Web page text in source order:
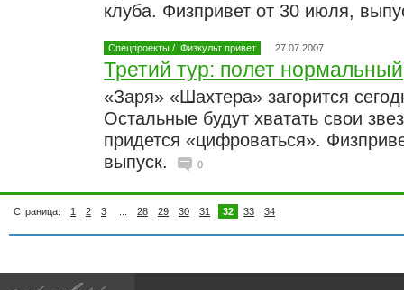
клуба. Физпривет от 30 июля,
Спецпроекты / Физкульт привет 27.07.2007
Третий тур: полет нормальный
«Заря» «Шахтера» загорится
Остальные будут хватать свои
придется «цифроваться».
выпуск.
0
Страница: 1 2 3 28 29 30 31 32 33 34